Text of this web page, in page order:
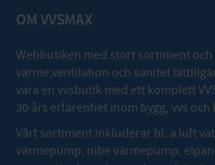
OM VVSMAX
Webbutiken med stort sortiment och
värme,ventilation och sanitet
vara en vvsbutik med ett komplett
30 års erfarenhet inom bygg, vvs och
Vårt sortiment inkluderar bl. a luft
värmepump, nibe värmepump,